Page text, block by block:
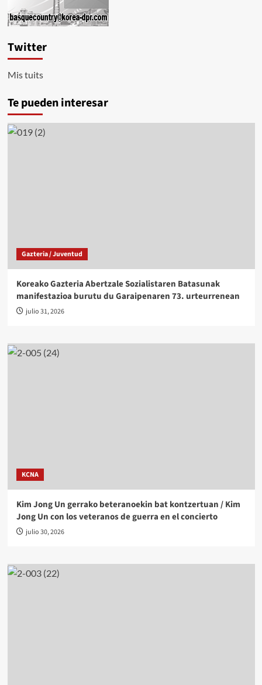
Twitter
Mis tuits
Te pueden interesar
Gazteria / Juventud
Koreako Gazteria Abertzale Sozialistaren Batasunak
manifestazioa burutu du Garaipenaren 73. urteurrenean
julio 31, 2026
KCNA
Kim Jong Un gerrako beteranoekin bat kontzertuan / Kim
Jong Un con los veteranos de guerra en el concierto
julio 30, 2026